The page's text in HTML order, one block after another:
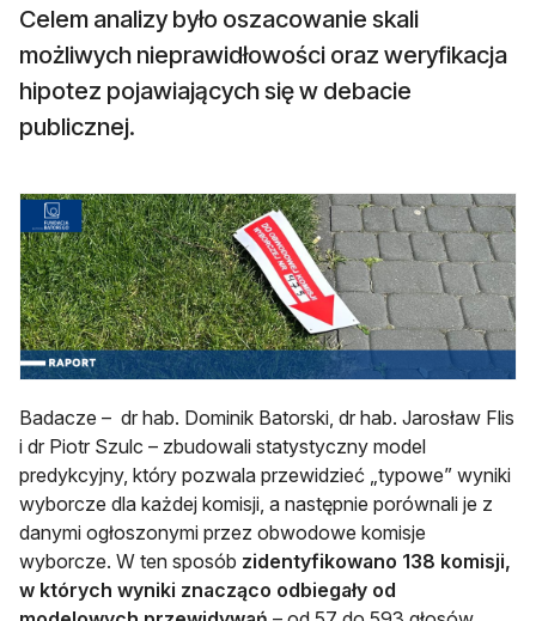
Celem analizy było oszacowanie skali
możliwych nieprawidłowości oraz weryfikacja
hipotez pojawiających się w debacie
publicznej.
Badacze – dr hab. Dominik Batorski, dr hab. Jarosław Flis
i dr Piotr Szulc – zbudowali statystyczny model
predykcyjny, który pozwala przewidzieć „typowe” wyniki
wyborcze dla każdej komisji, a następnie porównali je z
danymi ogłoszonymi przez obwodowe komisje
wyborcze. W ten sposób zidentyfikowano 138 komisji,
w których wyniki znacząco odbiegały od